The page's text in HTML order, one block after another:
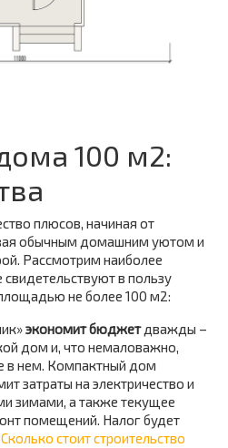
100 м2:
плюсов, начиная от
обычным домашним уютом и
Рассмотрим наиболее
в пользу
не более 100 м2:
экономит бюджетдважды –
дом и, что немаловажно,
в нем. Компактный дом
затраты на электричество и
зимами, а также текущее
помещений. Налог будет
Сколько стоит строительство